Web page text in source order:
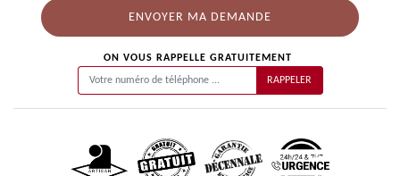
ON VOUS RAPPELLE GRATUITEMENT